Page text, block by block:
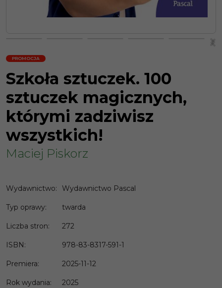
PROMOCJA
Szkoła sztuczek. 100
sztuczek magicznych,
którymi zadziwisz
wszystkich!
Maciej Piskorz
Wydawnictwo: Wydawnictwo Pascal
Typ oprawy: twarda
Liczba stron: 272
ISBN: 978-83-8317-591-1
Premiera: 2025-11-12
Rok wydania: 2025